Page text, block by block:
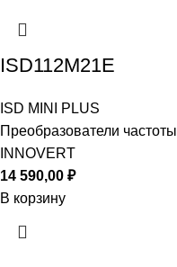
ISD112M21E
ISD MINI PLUS
Преобразователи частоты
INNOVERT
14 590,00 ₽
В корзину